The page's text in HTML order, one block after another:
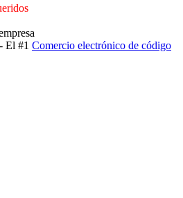
- El #1 Comercio electrónico de código